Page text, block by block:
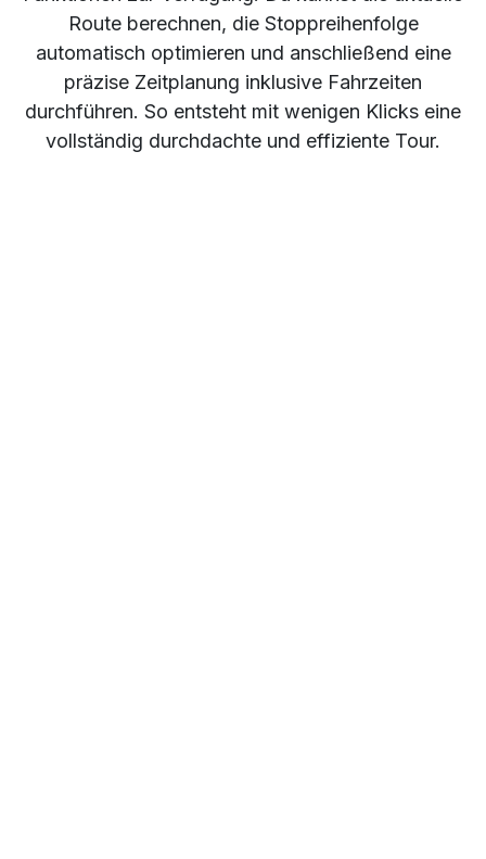
Route berechnen, die Stoppreihenfolge
automatisch optimieren und anschließend eine
präzise Zeitplanung inklusive Fahrzeiten
durchführen. So entsteht mit wenigen Klicks eine
vollständig durchdachte und effiziente Tour.